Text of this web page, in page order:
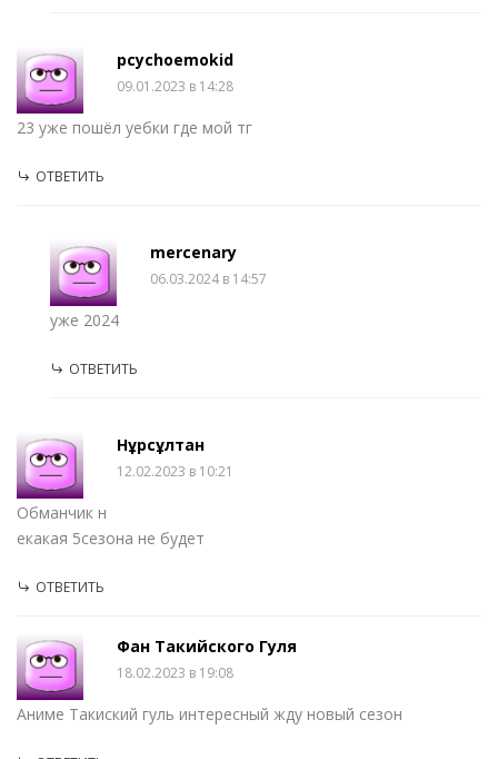
pcychoemokid
09.01.2023 в 14:28
23 уже пошёл уебки где мой тг
ОТВЕТИТЬ
mercenary
06.03.2024 в 14:57
уже 2024
ОТВЕТИТЬ
Нұрсұлтан
12.02.2023 в 10:21
Обманчик н
екакая 5сезона не будет
ОТВЕТИТЬ
Фан Такийского Гуля
18.02.2023 в 19:08
Аниме Такиский гуль интересный жду новый сезон